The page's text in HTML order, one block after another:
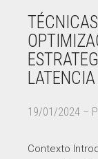
19/01/2024 –
Contexto